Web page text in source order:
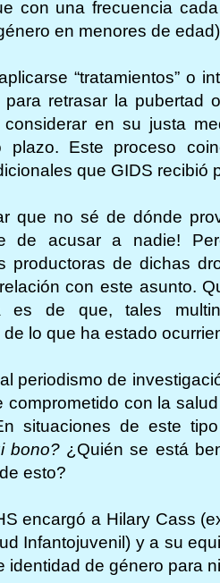
con una frecuencia
en menores de
“tratamientos” o
para retrasar la pubertad
en su justa
plazo. Este proceso
que GIDS recibió
que no sé de dónde
de acusar a nadie!
productoras de dichas
con este asunto.
de que, tales
de lo que ha estado
periodismo de
comprometido con la
situaciones de este
bono?¿Quién se está
esto?
encargó a Hilary Cass
Infantojuvenil) y a su
identidad de género para